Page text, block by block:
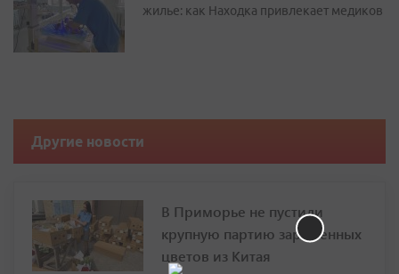
жилье: как Находка привлекает медиков
Другие новости
В Приморье не пустили
крупную партию зараженных
цветов из Китая